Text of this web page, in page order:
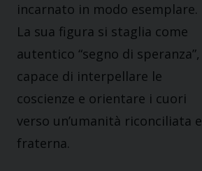
incarnato in modo esemplare.
La sua figura si staglia come
autentico “segno di speranza”,
capace di interpellare le
coscienze e orientare i cuori
verso un’umanità riconciliata e
fraterna.